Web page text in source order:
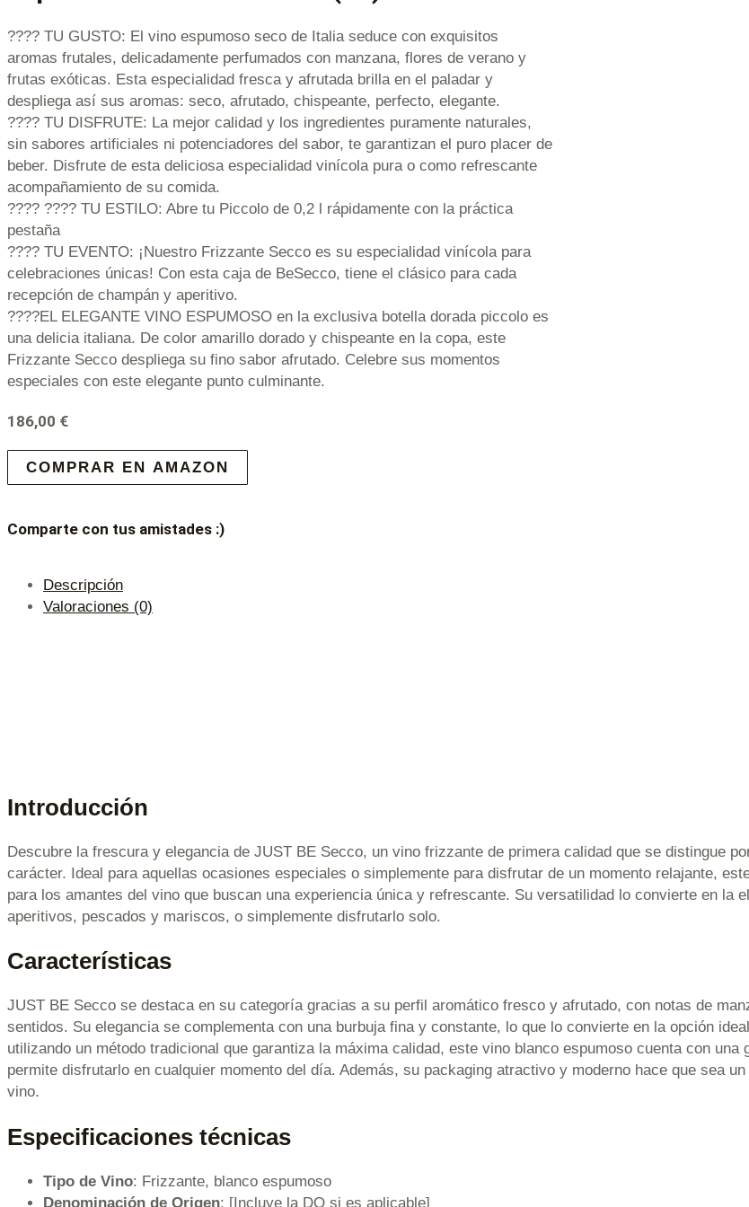
???? TU GUSTO: El vino espumoso seco de Italia seduce con exquisitos
aromas frutales, delicadamente perfumados con manzana, flores de verano y
frutas exóticas. Esta especialidad fresca y afrutada brilla en el paladar y
despliega así sus aromas: seco, afrutado, chispeante, perfecto, elegante.
???? TU DISFRUTE: La mejor calidad y los ingredientes puramente naturales,
sin sabores artificiales ni potenciadores del sabor, te garantizan el puro placer de
beber. Disfrute de esta deliciosa especialidad vinícola pura o como refrescante
acompañamiento de su comida.
???? ???? TU ESTILO: Abre tu Piccolo de 0,2 l rápidamente con la práctica
pestaña
???? TU EVENTO: ¡Nuestro Frizzante Secco es su especialidad vinícola para
celebraciones únicas! Con esta caja de BeSecco, tiene el clásico para cada
recepción de champán y aperitivo.
????EL ELEGANTE VINO ESPUMOSO en la exclusiva botella dorada piccolo es
una delicia italiana. De color amarillo dorado y chispeante en la copa, este
Frizzante Secco despliega su fino sabor afrutado. Celebre sus momentos
especiales con este elegante punto culminante.
186,00 €
COMPRAR EN AMAZON
Comparte con tus amistades :)
Descripción
Valoraciones (0)
Introducción
Descubre la frescura y elegancia de JUST BE Secco, un vino frizzante de primera calidad que se distingue
carácter. Ideal para aquellas ocasiones especiales o simplemente para disfrutar de un momento relajante,
para los amantes del vino que buscan una experiencia única y refrescante. Su versatilidad lo convierte en la
aperitivos, pescados y mariscos, o simplemente disfrutarlo solo.
Características
JUST BE Secco se destaca en su categoría gracias a su perfil aromático fresco y afrutado, con notas de
sentidos. Su elegancia se complementa con una burbuja fina y constante, lo que lo convierte en la opción
utilizando un método tradicional que garantiza la máxima calidad, este vino blanco espumoso cuenta con una
permite disfrutarlo en cualquier momento del día. Además, su packaging atractivo y moderno hace que sea
vino.
Especificaciones técnicas
Tipo de Vino: Frizzante, blanco espumoso
Denominación de Origen: [Incluye la DO si es aplicable]